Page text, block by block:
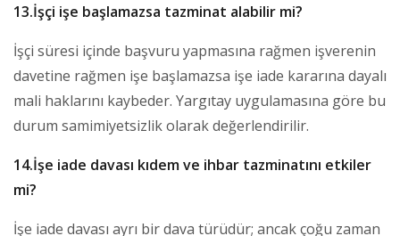
13.İşçi işe başlamazsa tazminat alabilir mi?
İşçi süresi içinde başvuru yapmasına rağmen işverenin
davetine rağmen işe başlamazsa işe iade kararına dayalı
mali haklarını kaybeder. Yargıtay uygulamasına göre bu
durum samimiyetsizlik olarak değerlendirilir.
14.İşe iade davası kıdem ve ihbar tazminatını etkiler
mi?
İşe iade davası ayrı bir dava türüdür; ancak çoğu zaman